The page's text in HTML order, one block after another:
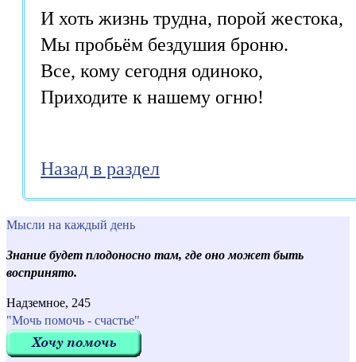
И хоть жизнь трудна, порой жестока,
Мы пробьём бездушия броню.
Все, кому сегодня одиноко,
Назад в раздел
Мысли на каждый день
Знание будет плодоносно там, где оно может быть
воспринято.
Надземное, 245
"Мочь помочь - счастье"